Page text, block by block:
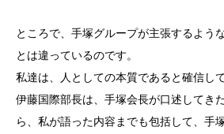
ところで、手塚グループが主張するよう
とは違っているのです。
私達は、人としての本質であると確信し
伊藤国際部長は、手塚会長が口述してき
ら、私が語った内容までも包括して、手